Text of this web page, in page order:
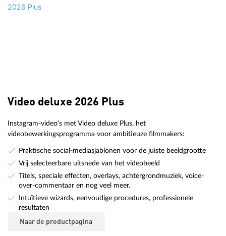
Video deluxe 2026 Plus
Instagram-video's met Video deluxe Plus, het
videobewerkingsprogramma voor ambitieuze filmmakers:
Praktische social-mediasjablonen voor de juiste beeldgrootte
Vrij selecteerbare uitsnede van het videobeeld
Titels, speciale effecten, overlays, achtergrondmuziek, voice-
over-commentaar en nog veel meer.
Intuïtieve wizards, eenvoudige procedures, professionele
resultaten
Naar de productpagina